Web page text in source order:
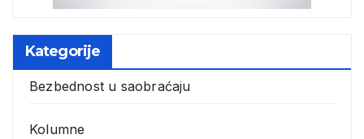
Kategorije
Bezbednost u saobraćaju
Kolumne